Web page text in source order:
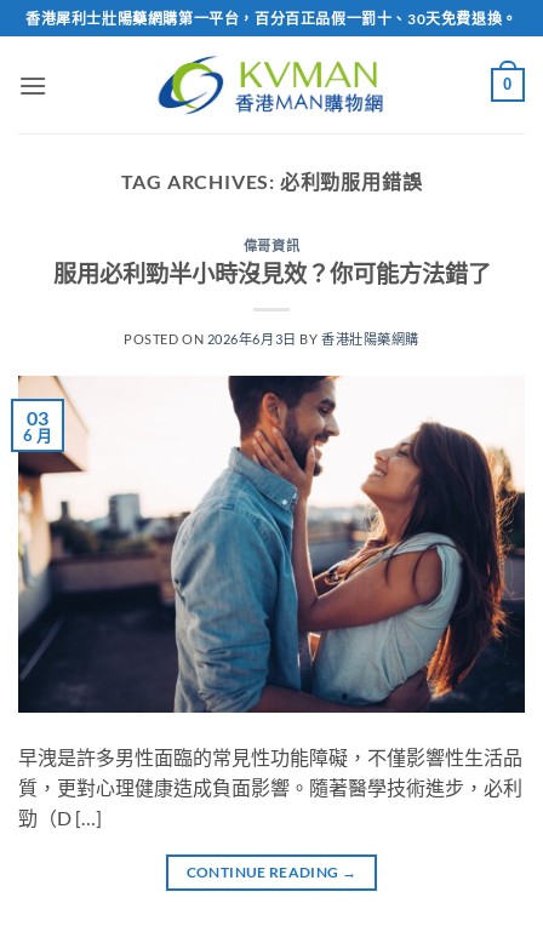
Skip
to
content
香港犀利士壯陽藥網購第一平台，百分百正品假一罰十、30天免費退換。
0
TAG ARCHIVES: 必利勁服用錯誤
偉哥資訊
服用必利勁半小時沒見效？你可能方法錯了
POSTED ON 2026年6月3日 BY 香港壯陽藥網購
03
6 月
早洩是許多男性面臨的常見性功能障礙，不僅影響性生活品
質，更對心理健康造成負面影響。隨著醫學技術進步，必利
勁（D […]
CONTINUE READING →